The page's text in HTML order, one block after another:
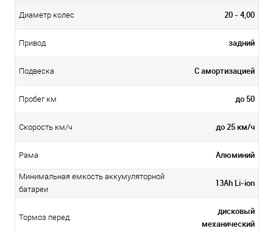
Диаметр колес 20 - 4,00
Привод задний
Подвеска С амортизацией
Пробег км до 50
Скорость км/ч до 25 км/ч
Рама Алюминий
Минимальная емкость аккумуляторной
батареи
13Ah Li-ion
Тормоз перед.
дисковый
механический